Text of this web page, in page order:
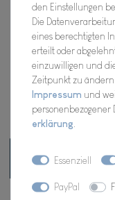
Wunschliste
* inkl. ges. MwSt. zzgl.
Beschreibung
den Einstellungen
Die
eines berechtigten
erteilt oder
einzuwilligen und
Zeitpunkt zu
Impressum und
personenbezogener
erklärung
Essenziell
PayPal